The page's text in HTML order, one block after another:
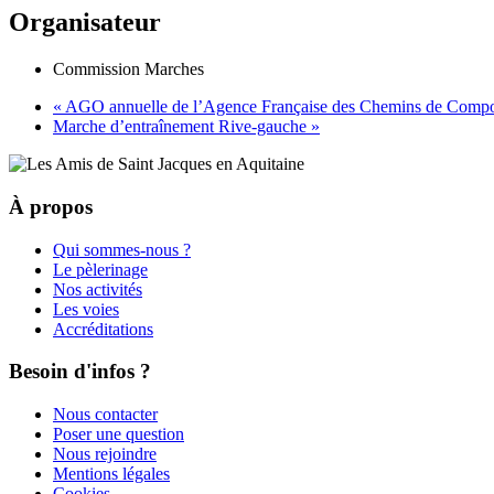
Organisateur
Commission Marches
« AGO annuelle de l’Agence Française des Chemins de
Marche d’entraînement Rive-gauche »
À propos
Qui sommes-nous ?
Le pèlerinage
Nos activités
Les voies
Accréditations
Besoin d'infos ?
Nous contacter
Poser une question
Nous rejoindre
Mentions légales